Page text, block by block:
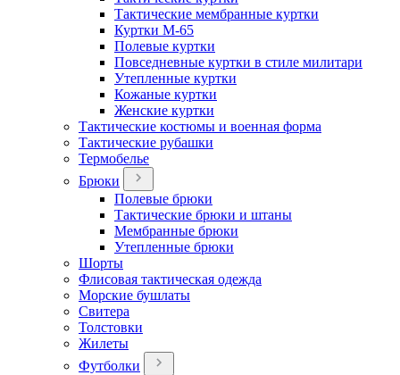
Тактические мембранные куртки
Куртки М-65
Полевые куртки
Повседневные куртки в стиле милитари
Утепленные куртки
Кожаные куртки
Женские куртки
Тактические костюмы и военная форма
Тактические рубашки
Термобелье
Брюки
Полевые брюки
Тактические брюки и штаны
Мембранные брюки
Утепленные брюки
Шорты
Флисовая тактическая одежда
Морские бушлаты
Свитера
Толстовки
Жилеты
Футболки